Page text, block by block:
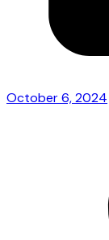
October 6, 2024